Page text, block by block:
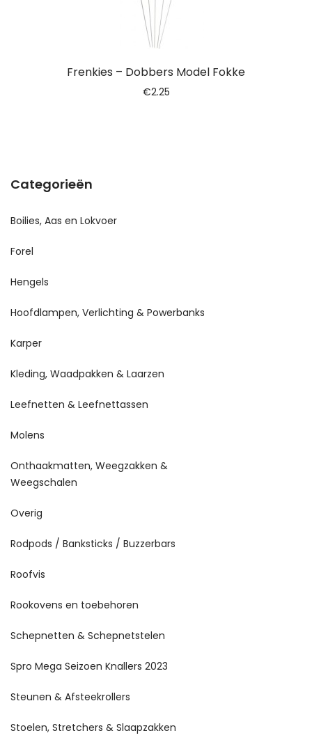
Frenkies – Dobbers Model Fokke
€2.25
Categorieën
Boilies, Aas en Lokvoer
Forel
Hengels
Hoofdlampen, Verlichting & Powerbanks
Karper
Kleding, Waadpakken & Laarzen
Leefnetten & Leefnettassen
Molens
Onthaakmatten, Weegzakken &
Weegschalen
Overig
Rodpods / Banksticks / Buzzerbars
Roofvis
Rookovens en toebehoren
Schepnetten & Schepnetstelen
Spro Mega Seizoen Knallers 2023
Steunen & Afsteekrollers
Stoelen, Stretchers & Slaapzakken